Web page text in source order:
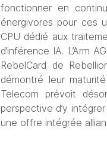
fonctionner en
énergivores pour ces
CPU dédié aux
d’inférence IA. L’Arm
RebelCard de
démontré leur
Telecom prévoit
perspective d’y
une offre intégrée